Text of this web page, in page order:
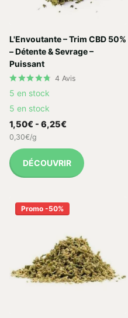
L'Envoutante – Trim CBD 50%
– Détente & Sevrage –
Puissant
4 Avis
5 en stock
5 en stock
1,50€ - 6,25€
0,30€/g
DÉCOUVRIR
Promo -50%